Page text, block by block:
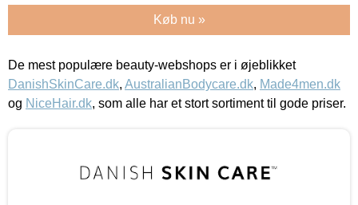
Køb nu »
De mest populære beauty-webshops er i øjeblikket
DanishSkinCare.dk, AustralianBodycare.dk, Made4men.dk
og NiceHair.dk, som alle har et stort sortiment til gode priser.